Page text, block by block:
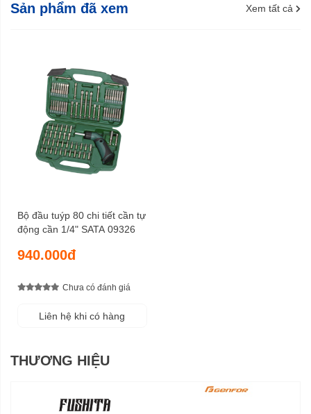
Sản phẩm đã xem Xem tất cả
Bộ đầu tuýp 80 chi tiết cần tự
động cần 1/4" SATA 09326
940.000đ
Chưa có đánh giá
Liên hệ khi có hàng
THƯƠNG HIỆU